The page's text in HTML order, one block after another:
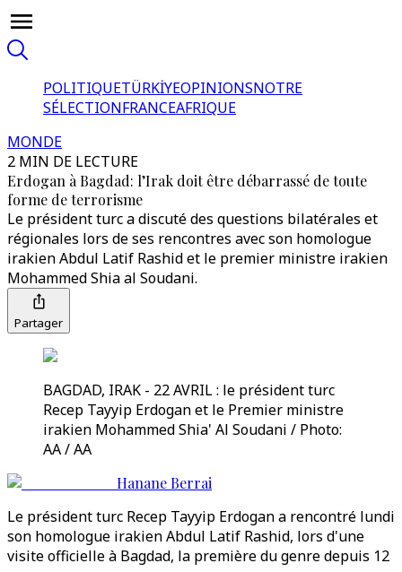
POLITIQUETÜRKİYEOPINIONSNOTRE
SÉLECTIONFRANCEAFRIQUE
MONDE
2 MIN DE LECTURE
Erdogan à Bagdad: l’Irak doit être débarrassé de toute
forme de terrorisme
Le président turc a discuté des questions bilatérales et
régionales lors de ses rencontres avec son homologue
irakien Abdul Latif Rashid et le premier ministre irakien
Mohammed Shia al Soudani.
Partager
BAGDAD, IRAK - 22 AVRIL : le président turc
Recep Tayyip Erdogan et le Premier ministre
irakien Mohammed Shia' Al Soudani / Photo:
AA / AA
Hanane Berrai
Le président turc Recep Tayyip Erdogan a rencontré lundi
son homologue irakien Abdul Latif Rashid, lors d'une
visite officielle à Bagdad, la première du genre depuis 12